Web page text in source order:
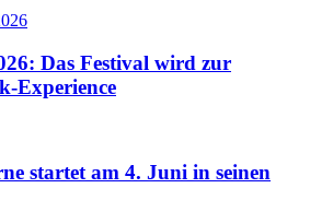
Das Festival wird zur
Experience
startet am 4. Juni in seinen